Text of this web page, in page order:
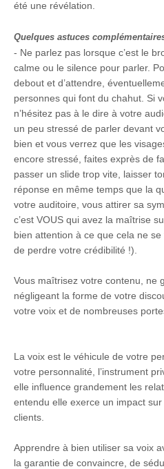
été une révélation.
Quelques astuces
- Ne parlez pas lorsque c’est le
calme ou le silence pour parler.
debout et d’attendre,
personnes qui font du chahut. Si
n’hésitez pas à le dire à votre
un peu stressé de parler devant
bien et vous verrez que les
encore stressé, faites exprès de
passer un slide trop vite, laisser
réponse en même temps que la
votre auditoire, vous attirer sa
c’est VOUS qui avez la maîtrise
bien attention à ce que cela ne
de perdre votre crédibilité !).
Vous maîtrisez votre contenu, ne
négligeant la forme de votre
votre voix et de nombreuses
La voix est le véhicule de votre
votre personnalité, l’instrument
elle influence grandement les
entendu elle exerce un impact
clients.
Apprendre à bien utiliser sa voix
la garantie de convaincre, de